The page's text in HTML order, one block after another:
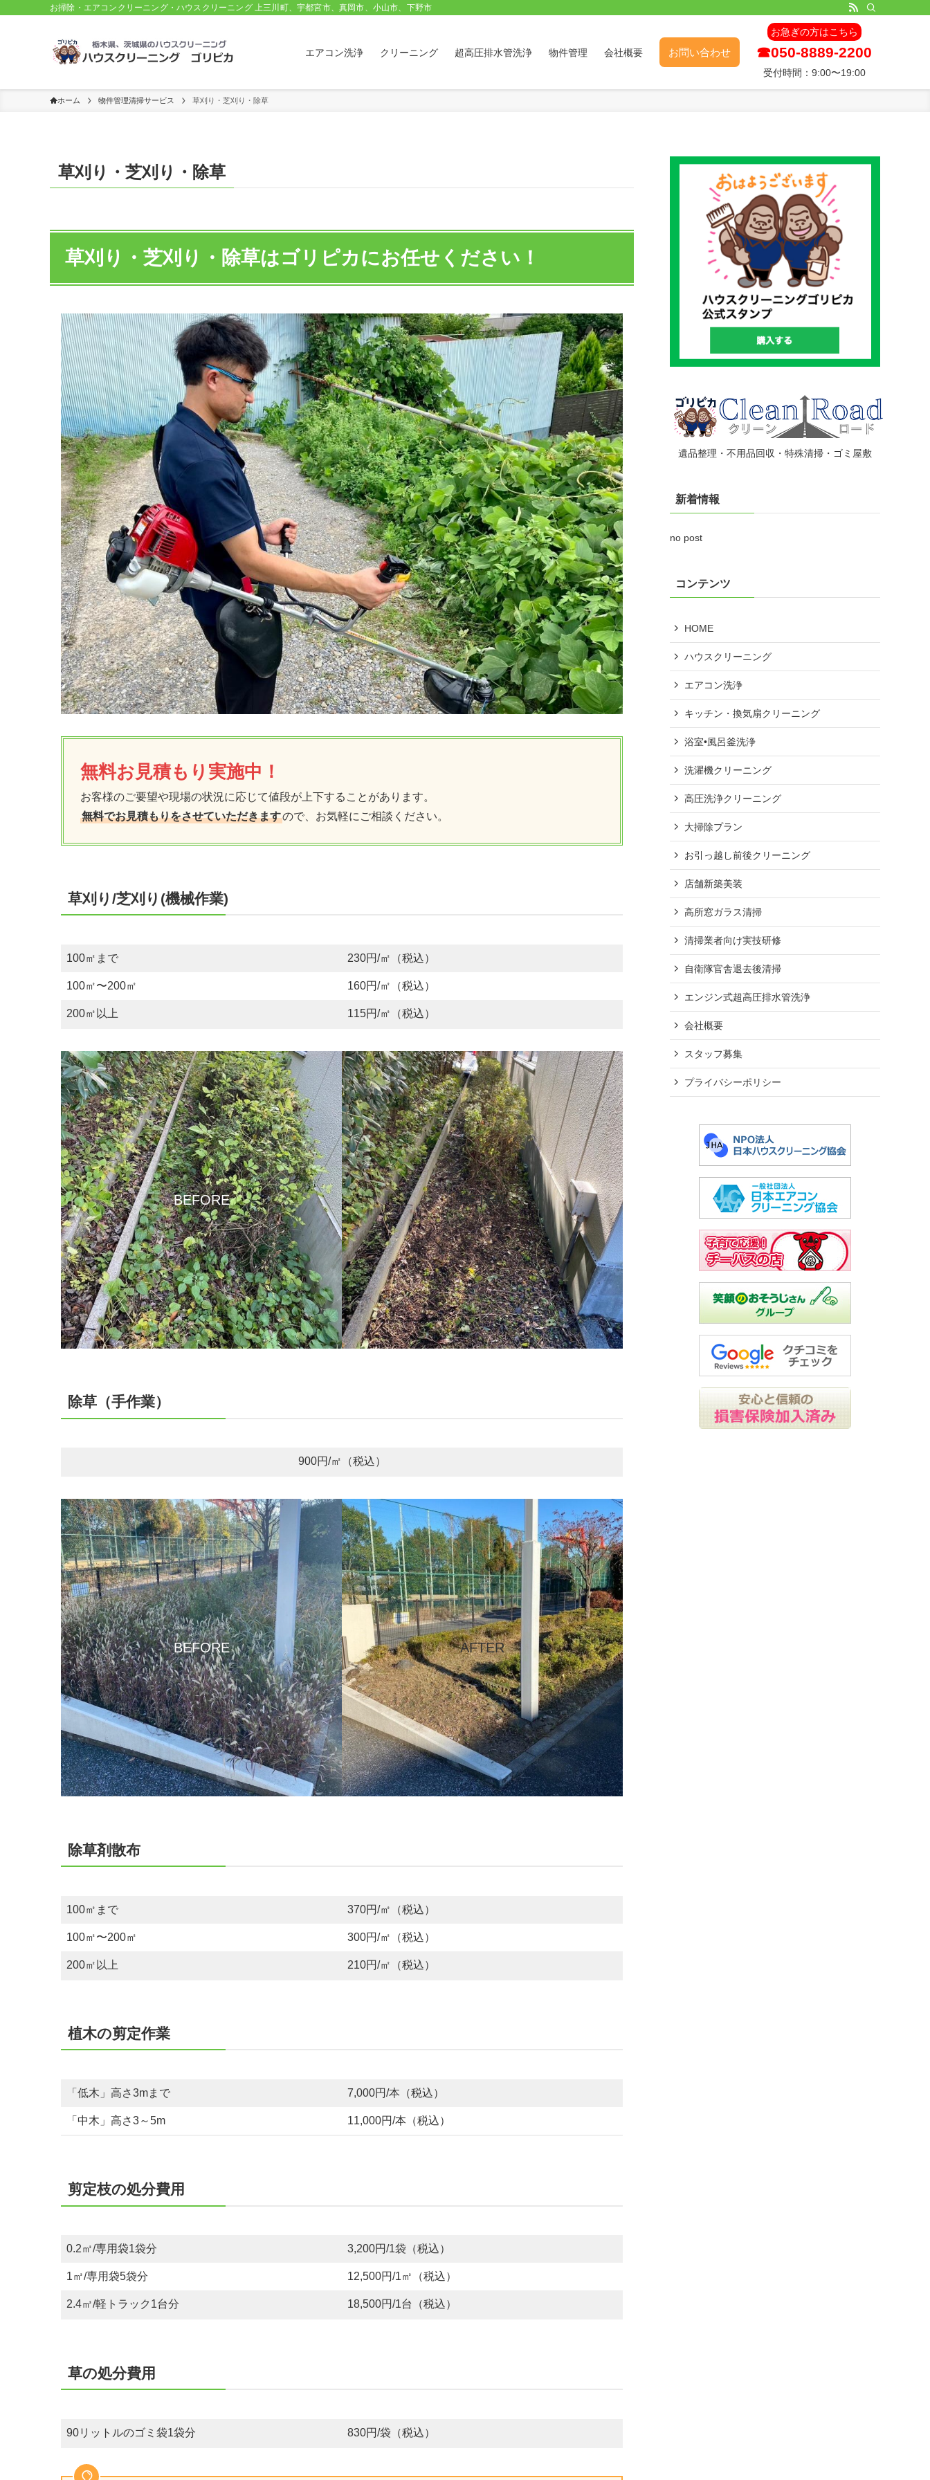
お掃除・エアコンクリーニング・ハウスクリーニング 上三川町、宇都宮市、真岡市、小山市、下野市
エアコン洗浄 クリーニング 超高圧排水管洗浄 物件管理 会社概要 お問い合わせ
お急ぎの方はこちら
☎︎050-8889-2200
受付時間：9:00〜19:00
ホーム 物件管理清掃サービス 草刈り・芝刈り・除草
草刈り・芝刈り・除草
草刈り・芝刈り・除草はゴリピカにお任せください！
無料お見積もり実施中！
お客様のご要望や現場の状況に応じて値段が上下することがあります。
無料でお見積もりをさせていただきますので、お気軽にご相談ください。
草刈り/芝刈り(機械作業)
100㎡まで 230円/㎡（税込）
100㎡〜200㎡ 160円/㎡（税込）
200㎡以上 115円/㎡（税込）
BEFORE AFTER
除草（手作業）
900円/㎡（税込）
BEFORE AFTER
除草剤散布
100㎡まで 370円/㎡（税込）
100㎡〜200㎡ 300円/㎡（税込）
200㎡以上 210円/㎡（税込）
植木の剪定作業
「低木」高さ3mまで 7,000円/本（税込）
「中木」高さ3～5m 11,000円/本（税込）
剪定枝の処分費用
0.2㎥/専用袋1袋分 3,200円/1袋（税込）
1㎥/専用袋5袋分 12,500円/1㎥（税込）
2.4㎥/軽トラック1台分 18,500円/1台（税込）
草の処分費用
90リットルのゴミ袋1袋分 830円/袋（税込）
遺品整理・不用品回収・特殊清掃・ゴミ屋敷
新着情報
no post
コンテンツ
HOME
ハウスクリーニング
エアコン洗浄
キッチン・換気扇クリーニング
浴室•風呂釜洗浄
洗濯機クリーニング
高圧洗浄クリーニング
大掃除プラン
お引っ越し前後クリーニング
店舗新築美装
高所窓ガラス清掃
清掃業者向け実技研修
自衛隊官舎退去後清掃
エンジン式超高圧排水管洗浄
会社概要
スタッフ募集
プライバシーポリシー